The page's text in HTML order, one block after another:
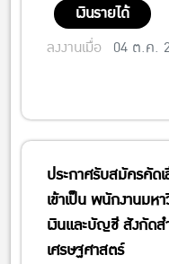
เงินรายได้
ลงงานเมื่อ 04 ต.ค.
ประกาศรับสมัครคัด
เข้าเป็น พนักงานมห
เงินและบัญชี สังกัด
เศรษฐศาสตร์